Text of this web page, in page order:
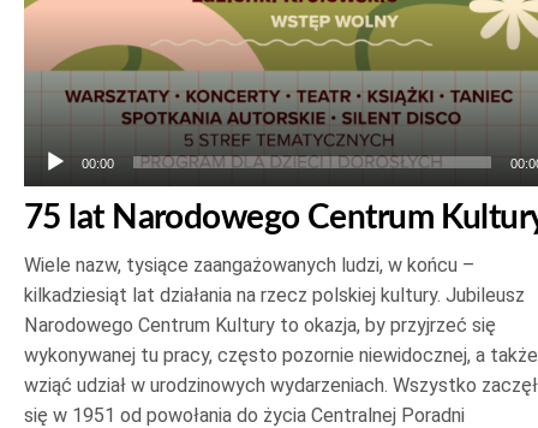
00:00
75 lat Narodowego Centrum
Wiele nazw, tysiące zaangażowanych ludzi, w końcu –
kilkadziesiąt lat działania na rzecz polskiej kultury. Jubileusz
Narodowego Centrum Kultury to okazja, by przyjrzeć się
wykonywanej tu pracy, często pozornie niewidocznej, a także
wziąć udział w urodzinowych wydarzeniach. Wszystko
się w 1951 od powołania do życia Centralnej Poradni